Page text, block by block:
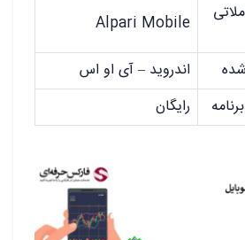
Alpari Mobile
اندروید – آی او اس
رایگان